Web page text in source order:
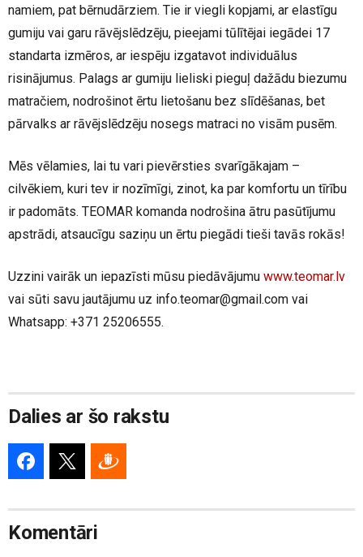
namiem, pat bērnudārziem. Tie ir viegli kopjami, ar elastīgu
gumiju vai garu rāvējslēdzēju, pieejami tūlītējai iegādei 17
standarta izmēros, ar iespēju izgatavot individuālus
risinājumus. Palags ar gumiju lieliski pieguļ dažādu biezumu
matračiem, nodrošinot ērtu lietošanu bez slīdēšanas, bet
pārvalks ar rāvējslēdzēju nosegs matraci no visām pusēm.
Mēs vēlamies, lai tu vari pievērsties svarīgākajam –
cilvēkiem, kuri tev ir nozīmīgi, zinot, ka par komfortu un tīrību
ir padomāts. TEOMAR komanda nodrošina ātru pasūtījumu
apstrādi, atsaucīgu saziņu un ērtu piegādi tieši tavās rokās!
Uzzini vairāk un iepazīsti mūsu piedāvājumu www.teomar.lv
vai sūti savu jautājumu uz info.teomar@gmail.com vai
Whatsapp: +371 25206555.
Dalies ar šo rakstu
Komentāri